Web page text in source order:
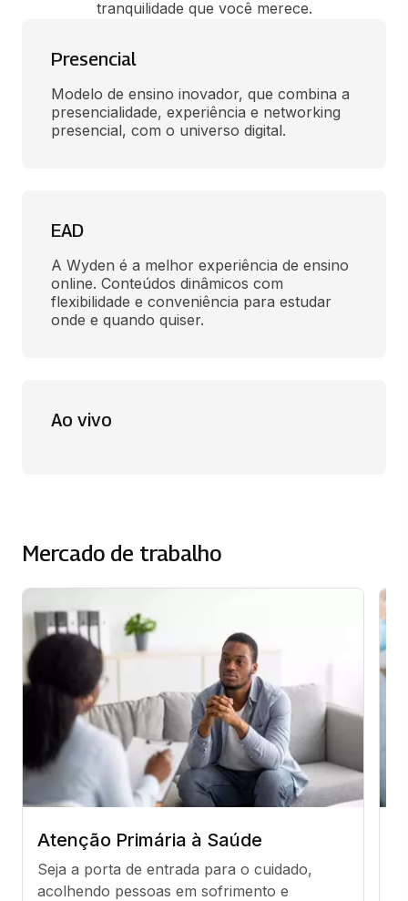
tranquilidade que você merece.
Presencial
Modelo de ensino inovador, que combina a
presencialidade, experiência e networking
presencial, com o universo digital.
EAD
A Wyden é a melhor experiência de ensino
online. Conteúdos dinâmicos com
flexibilidade e conveniência para estudar
onde e quando quiser.
Ao vivo
Mercado de trabalho
Atenção Primária à Saúde
Seja a porta de entrada para o cuidado,
acolhendo pessoas em sofrimento e